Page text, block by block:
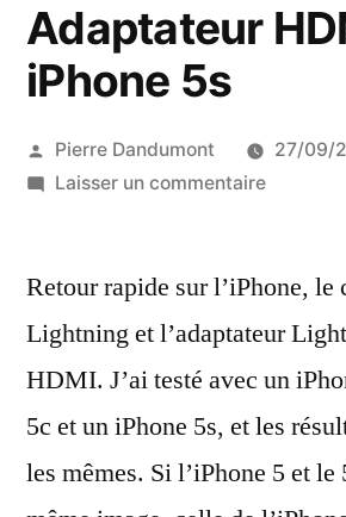
Adaptateur
iPhone 5s
Publié
par
Pierre Dandumont
27/09/
Laisser un commentairesur
et
5s
Retour rapide sur l’iPhone, le
Lightning et l’adaptateur
HDMI. J’ai testé avec un
5c et un iPhone 5s, et les
les mêmes. Si l’iPhone 5 et le